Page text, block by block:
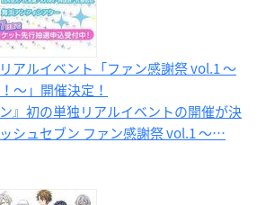
アルイベント「ファン感謝祭 vol.1 ～
～」開催決定！
』初の単独リアルイベントの開催が決
シュセブン ファン感謝祭 vol.1 ～…